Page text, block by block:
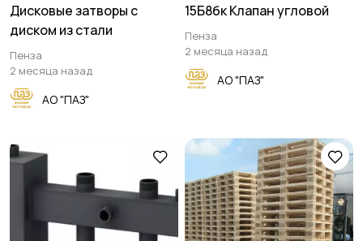
Дисковые затворы с
диском из стали
Пенза
2 месяца назад
АО "ПАЗ"
15Б8бк Клапан угловой
Пенза
2 месяца назад
АО "ПАЗ"